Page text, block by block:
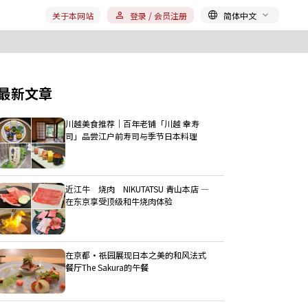
关于本网站 登录 / 会员注册 简体中文
新文章
川越美食推荐｜百年老铺「川越 幸寿
司」品尝江户前寿司与季节日本料理
近江牛 烧肉 NIKUTATSU 青山本店 ―
在东京享受顶级和牛烧肉体验
在京都・祇园展现日本之美的和风法式
餐厅The Sakura的午餐